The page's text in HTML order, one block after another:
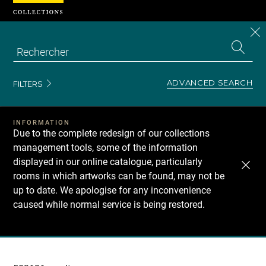
FILTERS ADVANCED SEARCH
INFORMATION
Due to the complete redesign of our collections
management tools, some of the information
displayed in our online catalogue, particularly
rooms in which artworks can be found, may not be
up to date. We apologise for any inconvenience
caused while normal service is being restored.
Recherche
Cookies management panel